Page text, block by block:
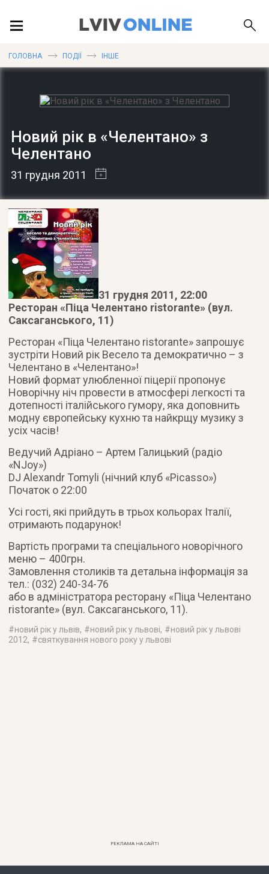
ПУБЛІКАЦІЇ
ДОВІДКА
ГОЛОВНА ПОДІЇ ІНШЕ
Новий рік в «Челентано» з
Челентано
31 грудня 2011
31 грудня 2011, 22:00
Ресторан «Піца Челентано ristorante» (вул.
Саксаганського, 11)
Ресторан «Піца Челентано ristorante» запрошує
зустріти Новий рік Весело та демократично – з
Челентано в «Челентано»!
Новий формат улюбленної піцерії пропонує
Новорічну ніч провести в атмосфері легкості та
дотепності італійського гумору, яка доповнить
модну європейську кухню та найкрщу музику з
усіх часів!
Ведучий Адріано – Артем Галицький (радіо
«NJoy»)
DJ Alexandr Tomyli (нічний клуб «Picasso»)
Початок о 22:00
Усі гості, які прийдуть в трьох кольорах Італії,
отримають подарунок!
Вартість програми та спеціального новорічного
меню – 400грн.
Замовлення столиків та детальна інформація за
тел.: (032) 240-34-76
або в адміністратора ресторану «Піца Челентано
ristorante» (вул. Саксаганського, 11).
#новий рік у львів, #новий рік у львові, #новий рік у львові
2012, #святкування нового року у львові
РЕКЛАМА НА САЙТІ